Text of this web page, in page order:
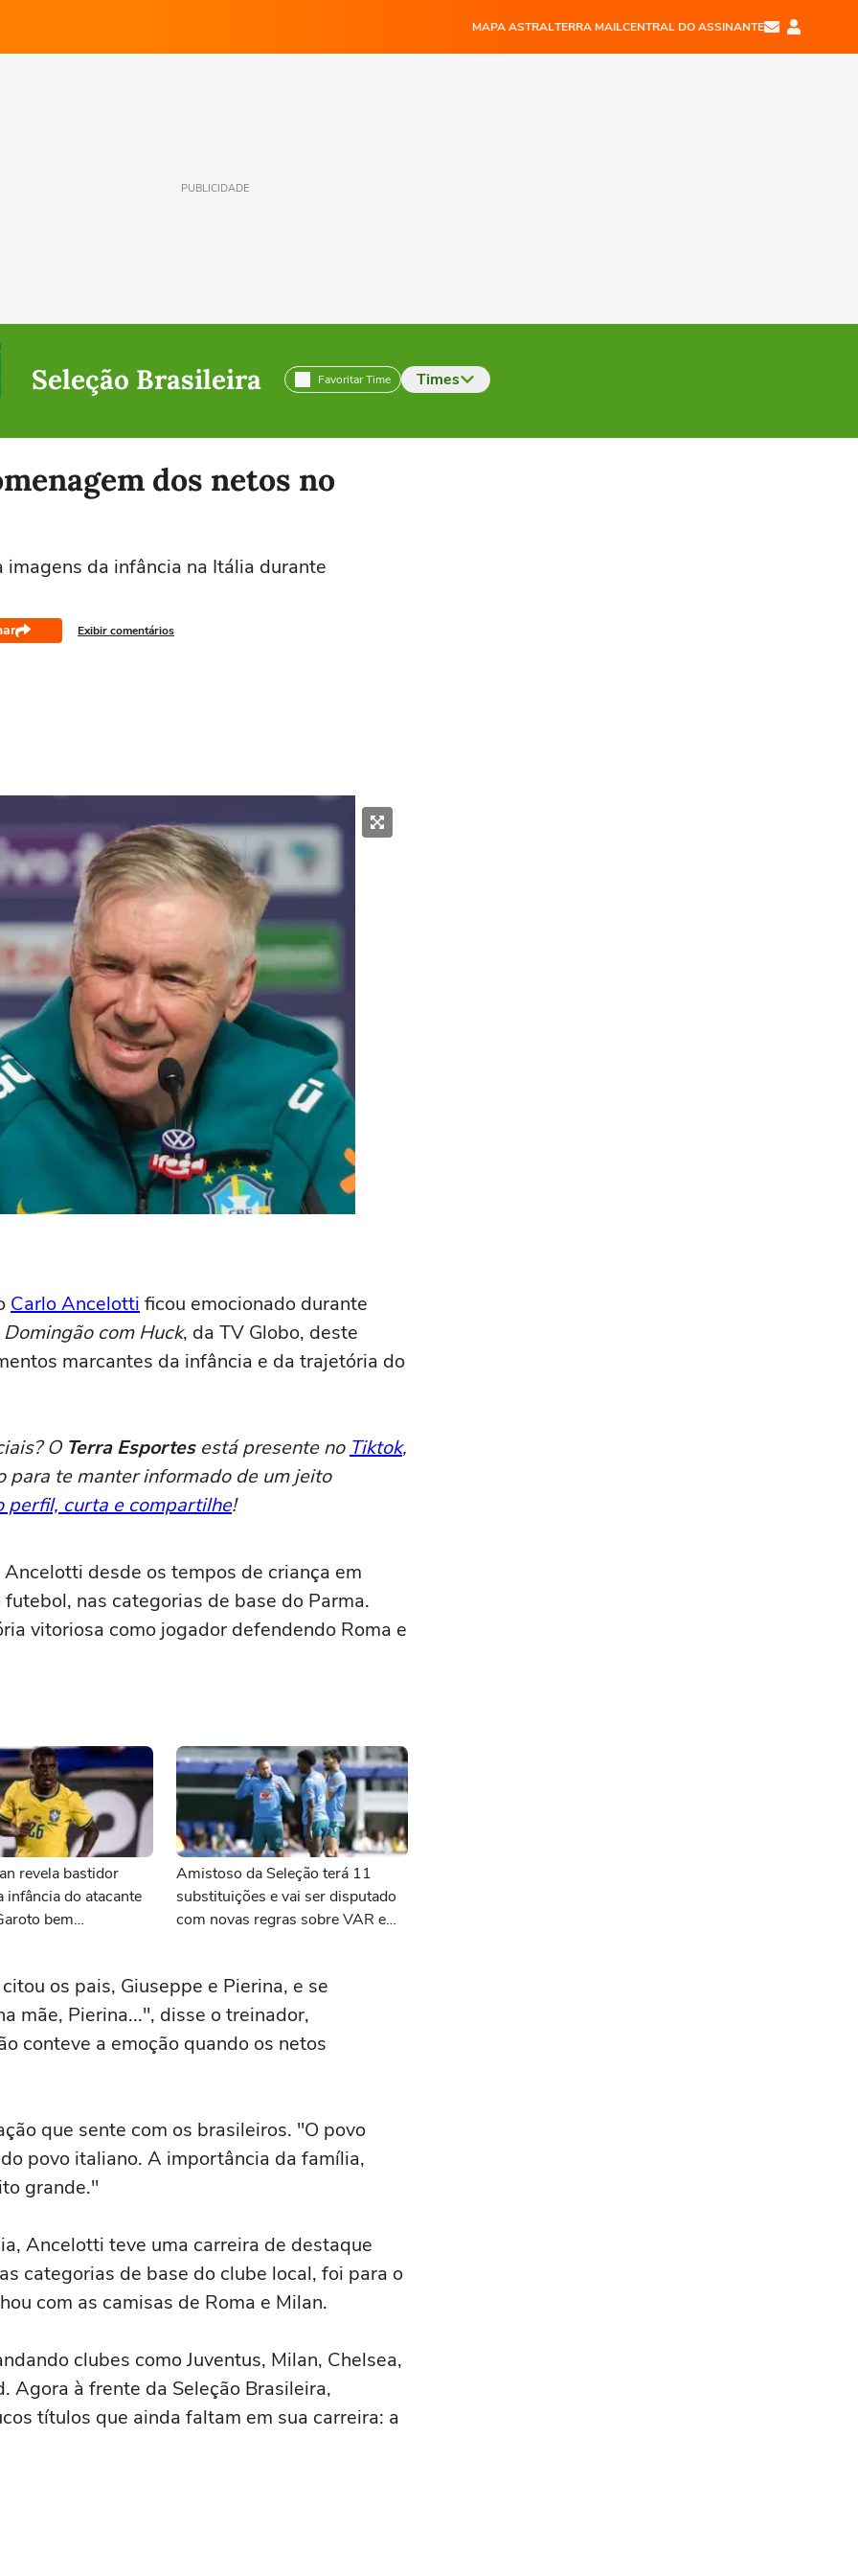
MAPA ASTRALTERRA MAILCENTRAL DO ASSINANTE
PUBLICIDADE
Seleção Brasileira Favoritar Time Times
dos netos no
da infância na Itália durante
Exibir comentários
Carlo Ancelotti ficou emocionado durante
Domingão com Huck, da TV Globo, deste
marcantes da infância e da trajetória do
O Terra Esportesestá presente no Tiktok,
para te manter informado de um jeito
perfil, curta e compartilhe!
desde os tempos de criança em
nas categorias de base do Parma.
vitoriosa como jogador defendendo Roma e
revela bastidor
infância do atacante
bem
Amistoso da Seleção terá 11
substituições e vai ser disputado
com novas regras sobre VAR e
os pais, Giuseppe e Pierina, e se
mãe, Pierina...", disse o treinador,
conteve a emoção quando os netos
que sente com os brasileiros. "O povo
povo italiano. A importância da família,
grande."
Ancelotti teve uma carreira de destaque
categorias de base do clube local, foi para o
com as camisas de Roma e Milan.
clubes como Juventus, Milan, Chelsea,
Agora à frente da Seleção Brasileira,
títulos que ainda faltam em sua carreira: a